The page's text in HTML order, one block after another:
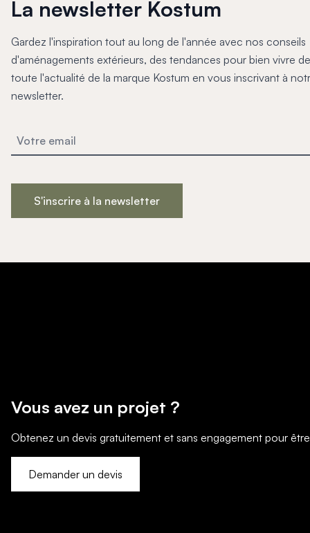
Accès Pro
La newsletter Kostum
Gardez l'inspiration tout au long de l'année avec nos conseils
d'aménagements extérieurs, des tendances pour bien vivre
toute l'actualité de la marque Kostum en vous inscrivant à
newsletter.
S'inscrire à la newsletter
Vous avez un projet ?
Obtenez un devis gratuitement et sans engagement pour
Demander un devis